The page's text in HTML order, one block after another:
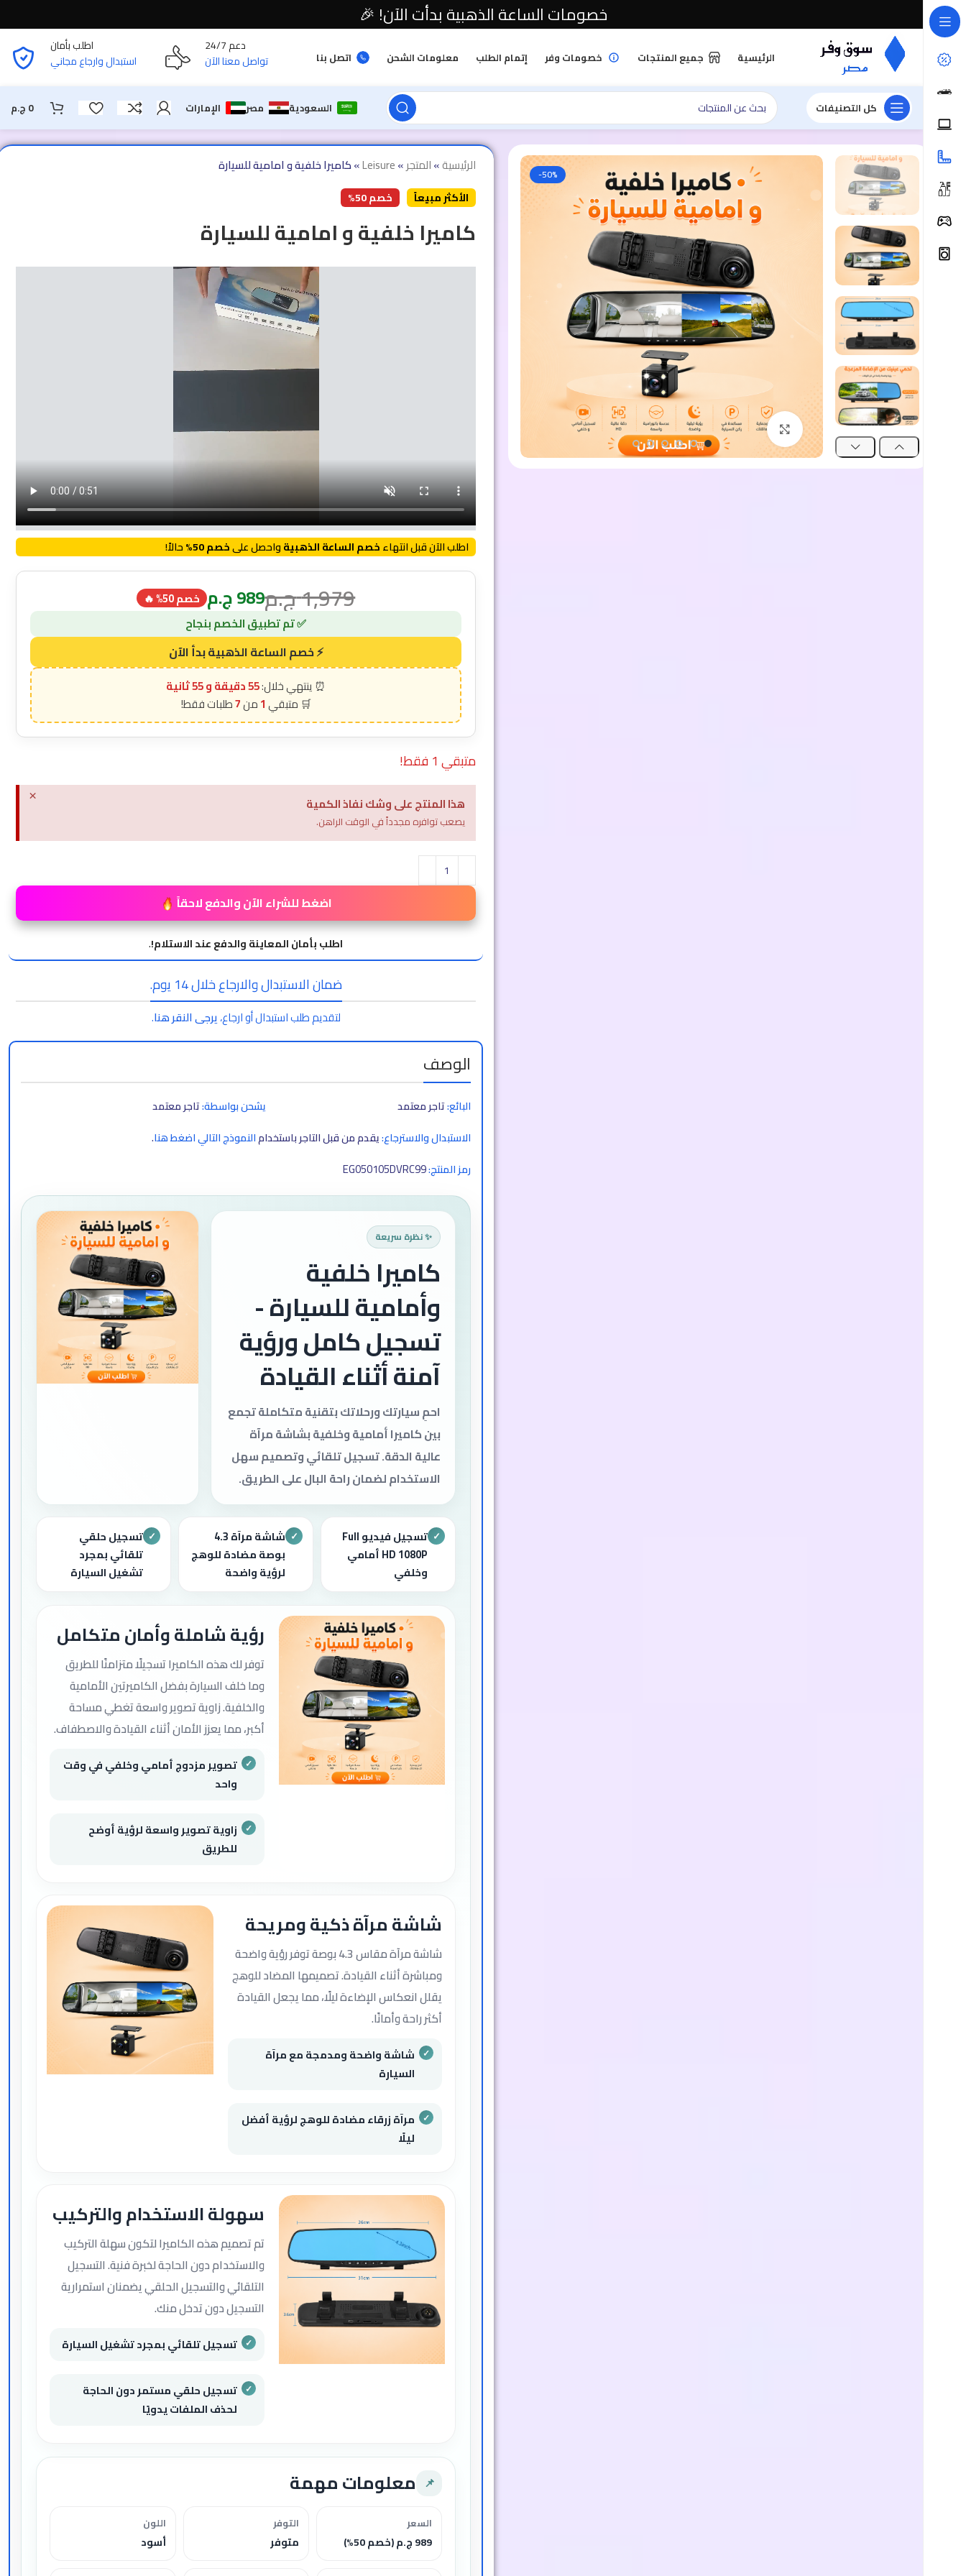
الرئيسية جميع المنتجات خصومات وفر إتمام الطلب معلومات الشحن اتصل بنا
دعم 24/7
تواصل معنا الآن
اطلب بأمان
استبدال وارجاع مجاني
كل التصنيفات السعودية مصر الإمارات 0 ج.م
-50%
اضغط للتكبير
الرئيسية»المتجر»
Leisure
»كاميرا خلفية و امامية للسيارة
الأكثر مبيعاً خصم 50%
كاميرا خلفية و امامية للسيارة
اطلب الآن قبل انتهاءخصم الساعة الذهبيةواحصل علىخصم 50% حالاً!
1,979ج.م989ج.م خصم 50% 🔥
55 دقيقة و 54 ثانية
1
7
متبقي 1 فقط!
هذا المنتج على وشك نفاذ الكمية
يصعب توافره مجدداً في الوقت الراهن.
×
اضغط للشراء الآن والدفع لاحقاً
اطلب بأمان المعاينة والدفع عند الاستلام!.
ضمان الاستبدال والارجاع خلال 14 يوم.
لتقديم طلب استبدال أو ارجاع،يرجى النقر هنا.
الوصف
البائع:تاجر معتمد يشحن بواسطة:تاجر معتمد
الاستبدال والاسترجاع:يقدم من قبل التاجر باستخدامالنموذج التالي اضغط هنا.
رمز المنتج:EG050105DVRC99
✨ نظرة سريعة
كاميرا خلفية
وأمامية للسيارة -
تسجيل كامل ورؤية
آمنة أثناء القيادة
احمِ سيارتك ورحلاتك بتقنية متكاملة تجمع
بين كاميرا أمامية وخلفية بشاشة مرآة
عالية الدقة. تسجيل تلقائي وتصميم سهل
الاستخدام لضمان راحة البال على الطريق.
✓
تسجيل فيديو Full
HD 1080P أمامي
وخلفي
✓
شاشة مرآة 4.3
بوصة مضادة للوهج
لرؤية واضحة
✓ تسجيل حلقي
تلقائي بمجرد
تشغيل السيارة
رؤية شاملة وأمان متكامل
توفر لك هذه الكاميرا تسجيلًا متزامنًا للطريق
وما خلف السيارة بفضل الكاميرتين الأمامية
والخلفية. زاوية تصوير واسعة تغطي مساحة
أكبر، مما يعزز الأمان أثناء القيادة والاصطفاف.
تصوير مزدوج أمامي وخلفي في وقت
واحد
زاوية تصوير واسعة لرؤية أوضح
للطريق
شاشة مرآة ذكية ومريحة
شاشة مرآة مقاس 4.3 بوصة توفر رؤية واضحة
ومباشرة أثناء القيادة. تصميمها المضاد للوهج
يقلل انعكاس الإضاءة ليلًا، مما يجعل القيادة
أكثر راحة وأمانًا.
شاشة واضحة ومدمجة مع مرآة
السيارة
مرآة زرقاء مضادة للوهج لرؤية أفضل
ليلًا
سهولة الاستخدام والتركيب
تم تصميم هذه الكاميرا لتكون سهلة التركيب
والاستخدام دون الحاجة لخبرة فنية. التسجيل
التلقائي والتسجيل الحلقي يضمنان استمرارية
التسجيل دون تدخل منك.
تسجيل تلقائي بمجرد تشغيل السيارة
تسجيل حلقي مستمر دون الحاجة
لحذف الملفات يدويًا
📌 معلومات مهمة
السعر
989 ج.م (خصم 50%)
التوفر
متوفر
اللون
أسود
خصومات الساعة الذهبية بدأت الآن! 🎉